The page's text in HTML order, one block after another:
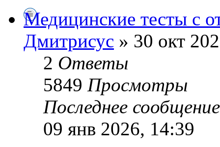
Медицинские тесты с
Дмитрисус » 30 окт
2 Ответы
5849 Просмотры
Последнее
09 янв 2026, 14:39